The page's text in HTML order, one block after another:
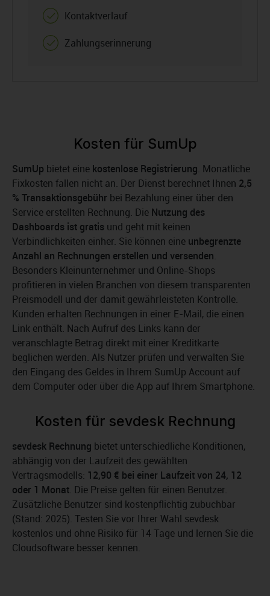
Kontaktverlauf
Zahlungserinnerung
Kosten für SumUp
SumUp bietet eine kostenlose Registrierung. Monatliche
Fixkosten fallen nicht an. Der Dienst berechnet Ihnen 2,5
% Transaktionsgebühr bei Bezahlung einer über den
Service erstellten Rechnung. Die Nutzung des
Dashboards ist gratis und geht mit keinen
Verbindlichkeiten einher. Sie können eine unbegrenzte
Anzahl an Rechnungen erstellen und versenden.
Besonders Kleinunternehmer und Online-Shops
profitieren in vielen Branchen von diesem transparenten
Preismodell und der damit gewährleisteten Kontrolle.
Kunden erhalten Rechnungen in einer E-Mail, die einen
Link enthält. Nach Aufruf des Links kann der
veranschlagte Betrag direkt mit einer Kreditkarte
beglichen werden. Als Nutzer prüfen und verwalten Sie
den Eingang des Geldes in Ihrem SumUp Account auf
dem Computer oder über die App auf Ihrem Smartphone.
Kosten für sevdesk Rechnung
sevdesk Rechnung bietet unterschiedliche Konditionen,
abhängig von der Laufzeit des gewählten
Vertragsmodells: 12,90 € bei einer Laufzeit von 24, 12
oder 1 Monat. Die Preise gelten für einen Benutzer.
Zusätzliche Benutzer sind kostenpflichtig zubuchbar
(Stand: 2025). Testen Sie vor Ihrer Wahl sevdesk
kostenlos und ohne Risiko für 14 Tage und lernen Sie die
Cloudsoftware besser kennen.